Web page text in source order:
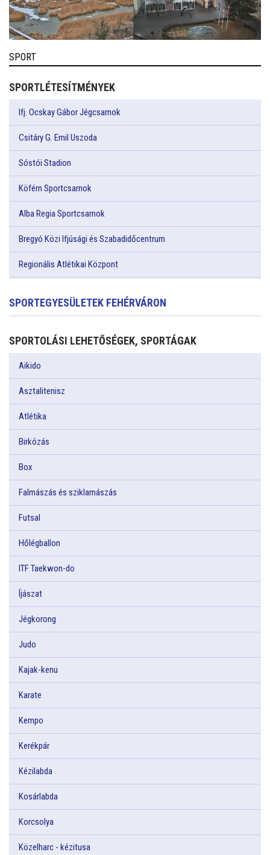
SPORT
SPORTLÉTESÍTMÉNYEK
Ifj. Ocskay Gábor Jégcsarnok
Csitáry G. Emil Uszoda
Sóstói Stadion
Köfém Sportcsarnok
Alba Regia Sportcsarnok
Bregyó Közi Ifjúsági és Szabadidőcentrum
Regionális Atlétikai Központ
SPORTEGYESÜLETEK FEHÉRVÁRON
SPORTOLÁSI LEHETŐSÉGEK, SPORTÁGAK
Aikido
Asztalitenisz
Atlétika
Birkózás
Box
Falmászás és sziklamászás
Futsal
Hőlégballon
ITF Taekwon-do
Íjászat
Jégkorong
Judo
Kajak-kenu
Karate
Kempo
Kerékpár
Kézilabda
Kosárlabda
Korcsolya
Közelharc - kézitusa